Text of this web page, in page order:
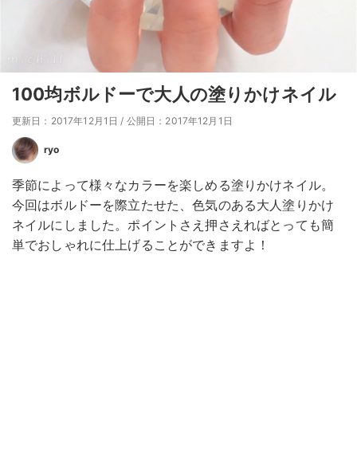
100均ボルドーで大人の塗りかけネイル
更新日：2017年12月1日 / 公開日：2017年12月1日
ryo
季節によって様々なカラーを楽しめる塗りかけネイル。
今回はボルドーを際立たせた、色気のある大人塗りかけ
ネイルにしました。ポイントさえ押さえればとっても簡
単でおしゃれに仕上げることができますよ！